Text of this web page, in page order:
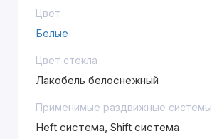
Цвет
Белые
Цвет стекла
Лакобель белоснежный
Применимые раздвижные системы
Heft система, Shift система